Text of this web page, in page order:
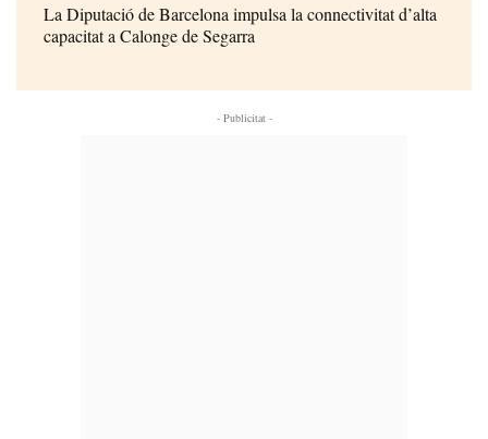
La Diputació de Barcelona impulsa la connectivitat d’alta
capacitat a Calonge de Segarra
- Publicitat -